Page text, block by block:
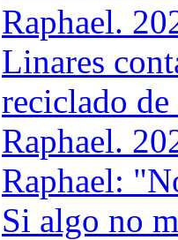
Raphael.
Linares
reciclado
Raphael.
Raphael:
Si algo no